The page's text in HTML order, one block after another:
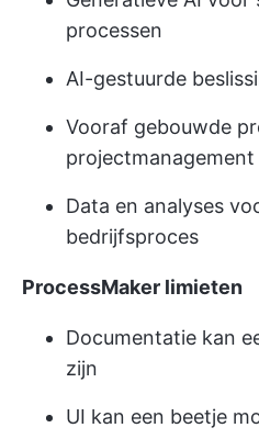
processen
AI-gestuurde
Vooraf gebouwde
Data en analyses
bedrijfsproces
ProcessMaker limieten
Documentatie kan
zijn
UI kan een beetje